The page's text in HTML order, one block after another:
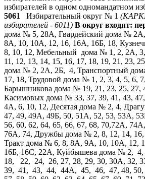
избирателей в одном одномандатном
5061 Избирательный округ № 1
избирателей - 6011) В округ входят:
дома № 5, 28А, Гвардейский дома №
8А, 10, 10А, 12, 16, 16А, 16Б, 18,
8, 10, 12, Мебельный дома № 1, 2, 2А,
11, 12, 13, 14, 15, 16, 17, 18, 19, 21, 23,
дома № 2, 2А, 2Б, 4, Транспортный
17, 18, Трудовой дома № 1, 2, 3, 4, 5, 6,
Барышникова дома № 19, 21, 23, 25, 27,
Касимовых дома № 33, 37, 39, 41, 43,
4А, 6, 10, 12, Десятая дома № 2, 4,
47, 49, 49А, 49Б, 50, 51А, 52, 53, 53А,
56, 60, 62, 64, 65, 66, 67, 68, 70,72А,
76А, 74, Дружбы дома № 2, 8, 12, 14, 16,
Тракт дома № 6, 8, 8А, 9А, 10, 10А, 12,
16Б, 16С, 22А, Куйбышева дома № 2,
18, 22, 24, 26, 27, 28, 29, 30, 30А, 32,
39, 41, 43, 44, 44А, 45, 46, 47, 48, 50,